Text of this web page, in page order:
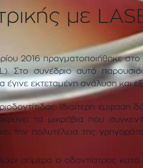
με
2016 πραγματοποιήθηκε
Στο συνέδριο αυτό
έγινε εκτεταμένη ανάλυση και
Ιδιαίτερη
τα μικρόβια που
την πολυτέλεια της
σήμερα ο οδοντίατρος κατά